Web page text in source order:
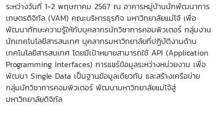
ระหว่างวันที่ 1-2 พฤษภาคม 2567 ณ อาคารหมู่บ้านนักพัฒนาการ
เกษตรดิจิทัล (VAM) คณะบริหารธุรกิจ มหาวิทยาลัยแม่โจ้ เพื่อ
พัฒนาทักษะความรู้ให้กับบุคลากรนักวิชาการคอมพิวเตอร์ กลุ่มงาน
นักเทคโนโลยีสารสนเทศ บุคลากรมหาวิทยาลัยที่ปฏิบัติงานด้าน
เทคโนโลยีสารสนเทศ โดยมีเป้าหมายสามารถใช้ API (Application
Programming Interfaces) การแชร์ข้อมูลระหว่างหน่วยงาน เพื่อ
พัฒนา Single Data เป็นฐานข้อมูลเดียวกัน และสร้างเครือข่าย
กลุ่มนักวิชาการคอมพิวเตอร์ พัฒนามหาวิทยาลัยแม่โจ้สู่
มหาวิทยาลัยดิจิทัล